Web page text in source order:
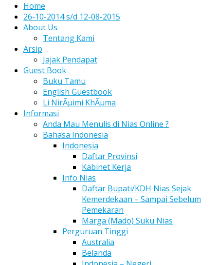
Home
26-10-2014 s/d 12-08-2015
About Us
Tentang Kami
Arsip
Jajak Pendapat
Guest Book
Buku Tamu
English Guestbook
Li NirÃµimi KhÃµma
Informasi
Anda Mau Menulis di Nias Online ?
Bahasa Indonesia
Indonesia
Daftar Provinsi
Kabinet Kerja
Info Nias
Daftar Bupati/KDH Nias Sejak
Kemerdekaan – Sampai Sebelum
Pemekaran
Marga (Mado) Suku Nias
Perguruan Tinggi
Australia
Belanda